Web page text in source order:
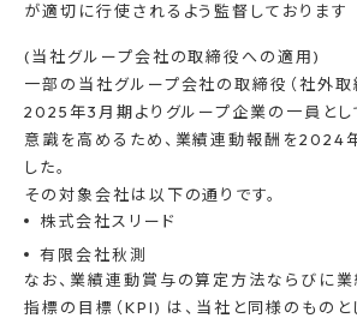
が適切に行使されるよう監督しております
(当社グループ会社の取締役への適用)
一部の当社グループ会社の取締役（社外取
2025年3月期よりグループ企業の一員と
意識を高めるため、業績連動報酬を2024
した。
その対象会社は以下の通りです。
株式会社スリード
有限会社秋測
なお、業績連動賞与の算定方法ならびに
指標の目標（KPI) は、当社と同様のものと